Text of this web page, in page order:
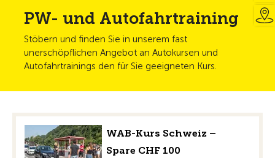
PW- und Autofahrtraining
Stöbern und finden Sie in unserem fast
unerschöpflichen Angebot an Autokursen und
Autofahrtrainings den für Sie geeigneten Kurs.
WAB-Kurs Schweiz –
Spare CHF 100